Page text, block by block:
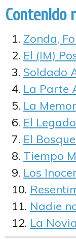
Contenido
Zonda,
El (IM)
Soldado
La Parte
La
El
El
Tiempo
Los
Nadie
La